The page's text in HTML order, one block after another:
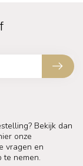
Bekijk dan
onze
vragen en
te nemen.